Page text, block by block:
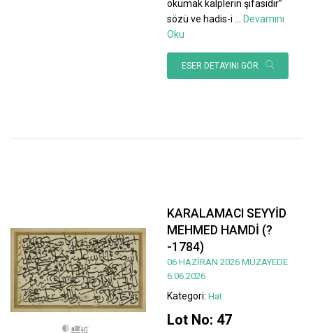
okumak kalplerin şifasıdır”
sözü ve hadis-i ... Devamını
Oku
ESER DETAYINI GÖR
KARALAMACI SEYYİD
MEHMED HAMDİ (?
-1784)
06 HAZİRAN 2026 MÜZAYEDE
6.06.2026
Kategori: Hat
Lot No: 47